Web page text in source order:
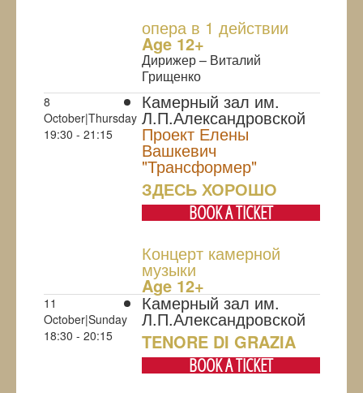
опера в 1 действии
Age 12+
Дирижер – Виталий
Грищенко
8
October|Thursday
19:30 - 21:15
Камерный зал им.
Л.П.Александровской
Проект Елены
Вашкевич
"Трансформер"
ЗДЕСЬ ХОРОШО
BOOK A TICKET
Концерт камерной
музыки
Age 12+
11
October|Sunday
18:30 - 20:15
Камерный зал им.
Л.П.Александровской
TENORE DI GRAZIA
BOOK A TICKET